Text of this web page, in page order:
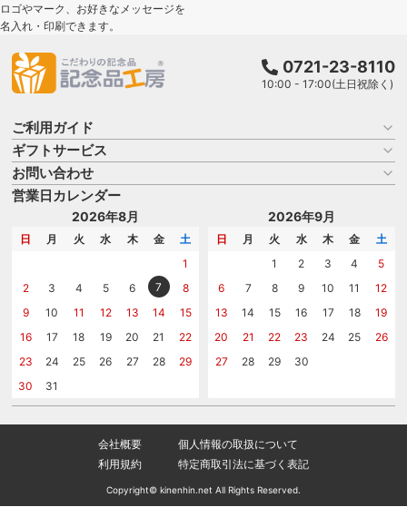
ロゴやマーク、お好きなメッセージを
名入れ・印刷できます。
0721-23-8110
10:00 - 17:00(土日祝除く)
ご利用ガイド
お買い物ガイド
よくある質問
はじめての記念品選び
記念品工房の使い方
ギフトサービス
名入れについて
のし
メッセージカード
お問い合わせ
商品選びを相談する
名入れについて相談する
カタログを請求する
営業日カレンダー
2026年8月
日 月 火 水 木 金
土
1
2
3 4 5 6 7
8
9
10 11 12 13 14
15
16
17 18 19 20 21
22
23
24 25 26 27 28
29
30
31
2026年9月
日 月 火 水 木 金
土
1
2 3 4
5
6
7 8 9 10 11
12
13
14 15 16 17 18
19
20
21 22 23 24 25
26
27
28 29 30
会社概要
個人情報の取扱について
利用規約
特定商取引法に基づく表記
Copyright© kinenhin.net All Rights Reserved.